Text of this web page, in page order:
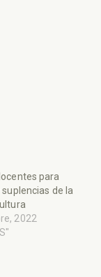
para
de la
2022